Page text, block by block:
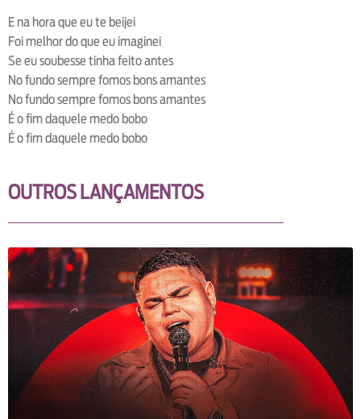
E na hora que eu te beijei
Foi melhor do que eu imaginei
Se eu soubesse tinha feito antes
No fundo sempre fomos bons amantes
No fundo sempre fomos bons amantes
É o fim daquele medo bobo
É o fim daquele medo bobo
OUTROS LANÇAMENTOS